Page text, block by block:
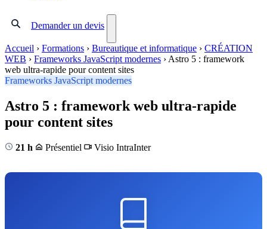
Demander un devis
Accueil › Formations › Bureautique et informatique › CRÉATION
WEB › Frameworks JavaScript modernes › Astro 5 : framework
web ultra-rapide pour content sites
Frameworks JavaScript modernes
Astro 5 : framework web ultra-rapide
pour content sites
21 h Présentiel Visio IntraInter